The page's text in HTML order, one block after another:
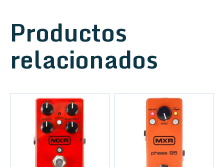
Productos
relacionados